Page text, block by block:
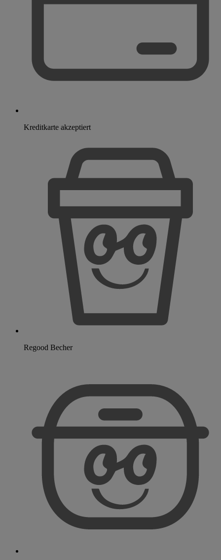
Kreditkarte akzeptiert
Regood Becher